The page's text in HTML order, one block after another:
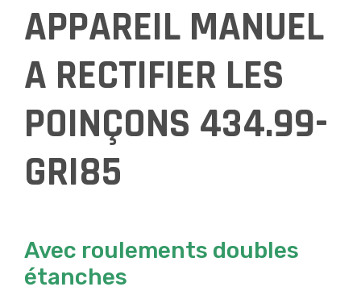
APPAREIL MANUEL
A RECTIFIER LES
POINÇONS 434.99-
GRI85
Avec roulements doubles
étanches